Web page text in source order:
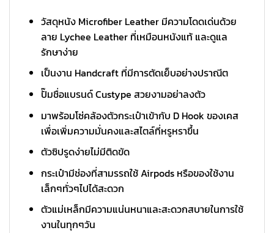
วัสดุหนัง Microfiber Leather มีความโดดเด่นด้วย
ลาย Lychee Leather ที่เหมือนหนังแท้ และดูแล
รักษาง่าย
เป็นงาน Handcraft ที่มีการตัดเย็บอย่างปราณีต
ปั๊มชื่อแบรนด์ Custype สวยงามอย่าลงตัว
มาพร้อมโซ่คล้องตัวกระเป๋าเข้ากับ D Hook ของเคส
เพื่อเพิ่มความมั่นคงและสไตล์ที่หรูหราขึ้น
ตัวซิปรูดง่ายไม่มีติดขัด
กระเป๋ามีช่องที่สามรรถใช้ Airpods หรือของใช้งาน
เล็กๆทั่วๆไปได้สะดวก
ตัวแม่เหล็กมีความแน่นหนาและสะดวกสบายในการใช้
งานในทุกๆวัน